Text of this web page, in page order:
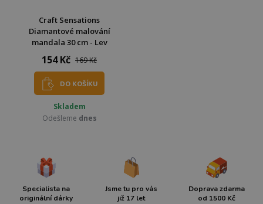
Craft Sensations
Diamantové malování
mandala 30 cm - Lev
154 Kč 169 Kč
DO KOŠÍKU
Skladem
Odešleme dnes
Specialista na
originální dárky
Jsme tu pro vás
již 17 let
Doprava zdarma
od 1500 Kč